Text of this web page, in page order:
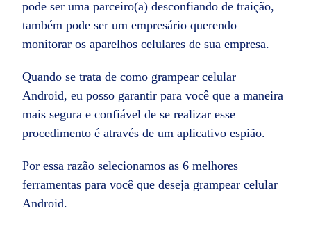
pode ser uma parceiro(a) desconfiando de traição,
também pode ser um empresário querendo
monitorar os aparelhos celulares de sua empresa.
Quando se trata de como grampear celular
Android, eu posso garantir para você que a maneira
mais segura e confiável de se realizar esse
procedimento é através de um aplicativo espião.
Por essa razão selecionamos as 6 melhores
ferramentas para você que deseja grampear celular
Android.